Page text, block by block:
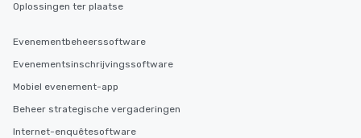
Oplossingen ter plaatse
Evenementbeheerssoftware
Evenementsinschrijvingssoftware
Mobiel evenement-app
Beheer strategische vergaderingen
Internet-enquêtesoftware